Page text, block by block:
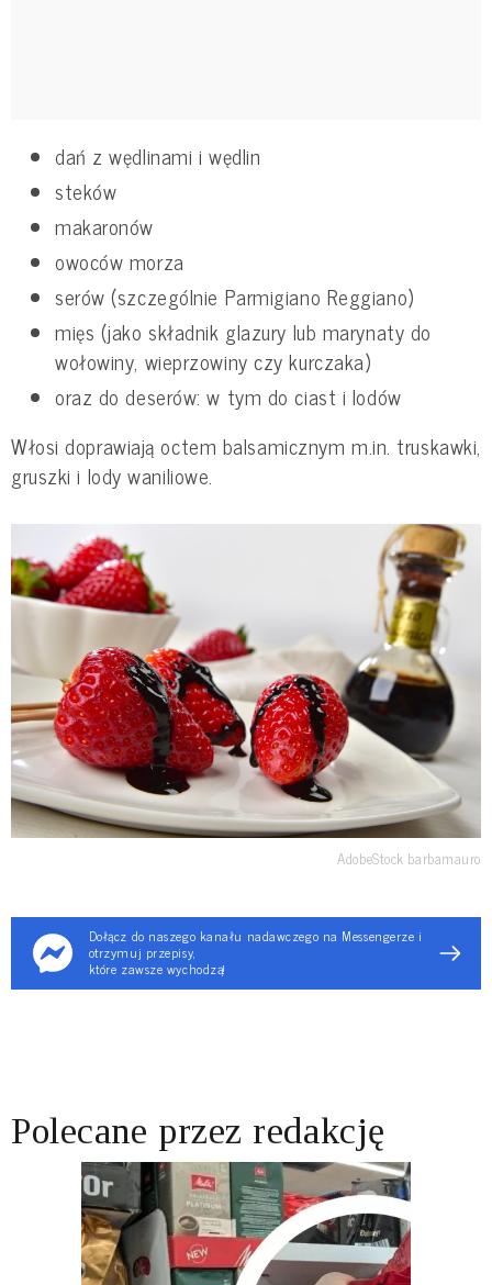
dań z wędlinami i wędlin
steków
makaronów
owoców morza
serów (szczególnie Parmigiano Reggiano)
mięs (jako składnik glazury lub marynaty do
wołowiny, wieprzowiny czy kurczaka)
oraz do deserów: w tym do ciast i lodów
Włosi doprawiają octem balsamicznym m.in. truskawki,
gruszki i lody waniliowe.
AdobeStock barbamauro
Dołącz do naszego kanału nadawczego na Messengerze i
otrzymuj przepisy,
które zawsze wychodzą!
Polecane przez redakcję